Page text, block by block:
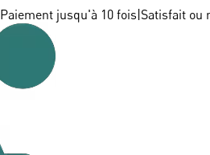
Paiement jusqu'à 10 fois Satisfait ou